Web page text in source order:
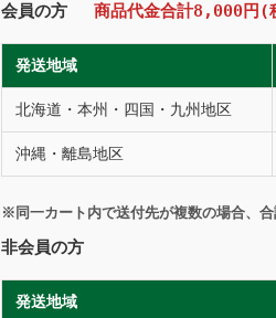
会員の方 商品代金合計8,000円(
発送地域
北海道・本州・四国・九州地区
沖縄・離島地区
※同一カート内で送付先が複数の場合、
非会員の方
発送地域